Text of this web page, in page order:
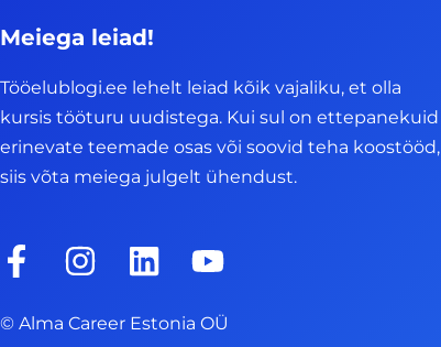
Meiega leiad!
Tööelublogi.ee lehelt leiad kõik vajaliku, et olla
kursis tööturu uudistega. Kui sul on ettepanekuid
erinevate teemade osas või soovid teha koostööd,
siis võta meiega julgelt ühendust.
F
c
I
s
L
n
Y
u
© Alma Career Estonia OÜ